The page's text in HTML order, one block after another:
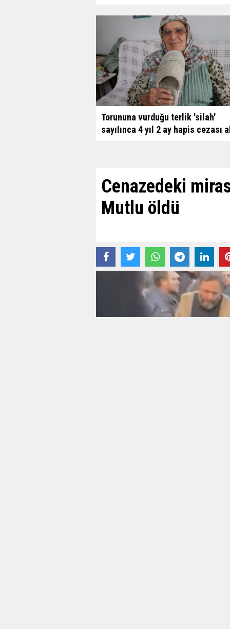
Torununa vurduğu terlik 'silah'
sayılınca 4 yıl 2 ay hapis cezası
Cenazedeki
Mutlu öldü